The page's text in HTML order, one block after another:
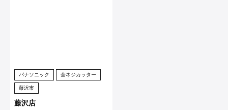
パナソニック 全ネジカッター
藤沢市
藤沢店